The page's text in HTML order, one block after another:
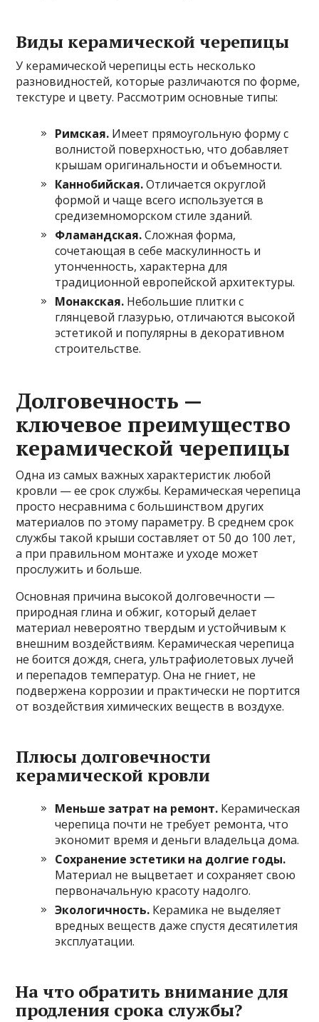
Виды керамической черепицы
У керамической черепицы есть несколько
разновидностей, которые различаются по форме,
текстуре и цвету. Рассмотрим основные типы:
Римская. Имеет прямоугольную форму с
волнистой поверхностью, что добавляет
крышам оригинальности и объемности.
Каннобийская.Отличается округлой
формой и чаще всего используется в
средиземноморском стиле зданий.
Фламандская.Сложная форма,
сочетающая в себе маскулинность и
утонченность, характерна для
традиционной европейской архитектуры.
Монакская. Небольшие плитки с
глянцевой глазурью, отличаются высокой
эстетикой и популярны в декоративном
строительстве.
Долговечность —
ключевое преимущество
керамической черепицы
Одна из самых важных характеристик любой
кровли — ее срок службы. Керамическая черепица
просто несравнима с большинством других
материалов по этому параметру. В среднем срок
службы такой крыши составляет от 50 до 100 лет,
а при правильном монтаже и уходе может
прослужить и больше.
Основная причина высокой долговечности —
природная глина и обжиг, который делает
материал невероятно твердым и устойчивым к
внешним воздействиям. Керамическая черепица
не боится дождя, снега, ультрафиолетовых лучей
и перепадов температур. Она не гниет, не
подвержена коррозии и практически не портится
от воздействия химических веществ в воздухе.
Плюсы долговечности
керамической кровли
Меньше затрат на ремонт. Керамическая
черепица почти не требует ремонта, что
экономит время и деньги владельца дома.
Сохранение эстетики на долгие годы.
Материал не выцветает и сохраняет свою
первоначальную красоту надолго.
Экологичность. Керамика не выделяет
вредных веществ даже спустя десятилетия
эксплуатации.
На что обратить внимание для
продления срока службы?